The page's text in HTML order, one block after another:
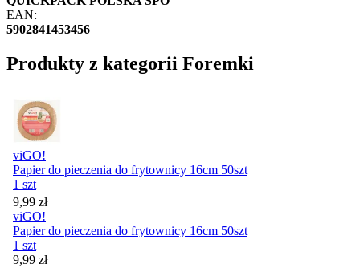
EAN:
5902841453456
Produkty z kategorii Foremki
viGO!
Papier do pieczenia do frytownicy 16cm 50szt
1 szt
Cena
9,99 zł
viGO!
Papier do pieczenia do frytownicy 16cm 50szt
1 szt
Cena
9,99 zł